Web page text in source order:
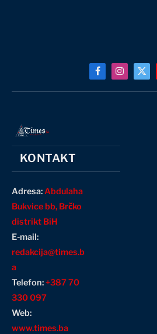
FacebookInstagram
X
KONTAKT
Adresa:Abdulaha
Bukvice bb, Brčko
distrikt BiH
E-mail:
redakcija@times.b
a
Telefon:+387 70
330 097
Web:
www.times.ba